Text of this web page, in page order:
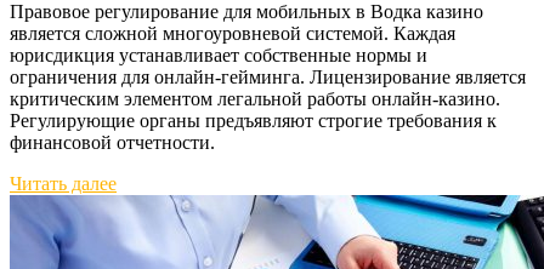
Правовое регулирование для мобильных в Водка казино
является сложной многоуровневой системой. Каждая
юрисдикция устанавливает собственные нормы и
ограничения для онлайн-гейминга. Лицензирование является
критическим элементом легальной работы онлайн-казино.
Регулирующие органы предъявляют строгие требования к
финансовой отчетности.
Читать далее